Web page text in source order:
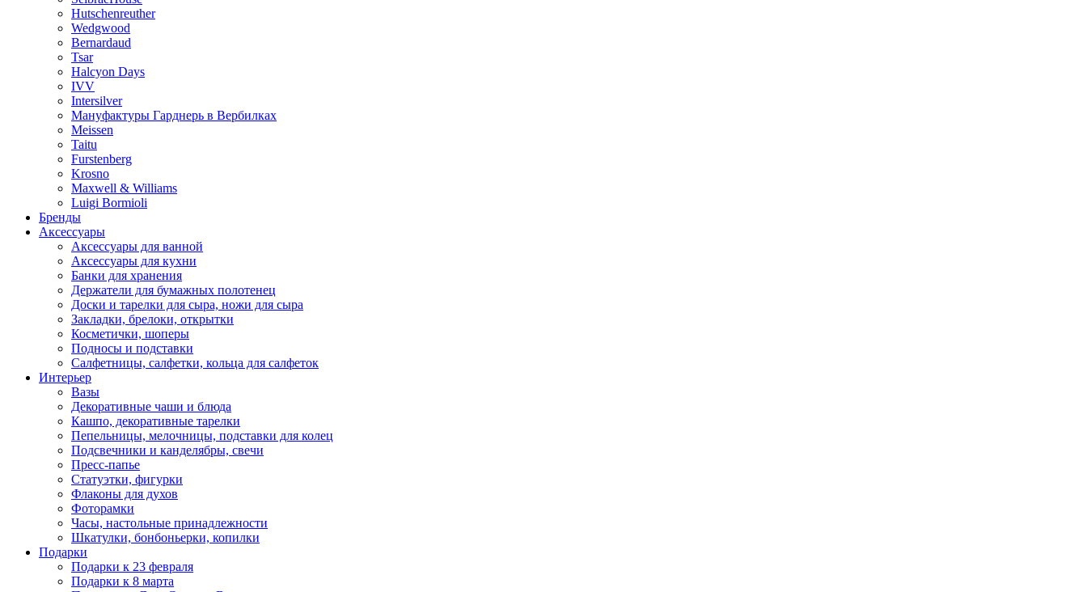
Hutschenreuther
Wedgwood
Bernardaud
Tsar
Halcyon Days
IVV
Intersilver
Мануфактуры Гарднерь в Вербилках
Meissen
Taitu
Furstenberg
Krosno
Maxwell & Williams
Luigi Bormioli
Бренды
Аксессуары
Аксессуары для ванной
Аксессуары для кухни
Банки для хранения
Держатели для бумажных полотенец
Доски и тарелки для сыра, ножи для сыра
Закладки, брелоки, открытки
Косметички, шоперы
Подносы и подставки
Салфетницы, салфетки, кольца для салфеток
Интерьер
Вазы
Декоративные чаши и блюда
Кашпо, декоративные тарелки
Пепельницы, мелочницы, подставки для колец
Подсвечники и канделябры, свечи
Пресс-папье
Статуэтки, фигурки
Флаконы для духов
Фоторамки
Часы, настольные принадлежности
Шкатулки, бонбоньерки, копилки
Подарки
Подарки к 23 февраля
Подарки к 8 марта